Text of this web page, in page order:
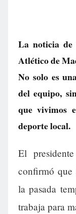
La noticia de
Atlético de
No solo es
del equipo,
que vivimos
deporte local.
El
confirmó que
la pasada
trabaja para